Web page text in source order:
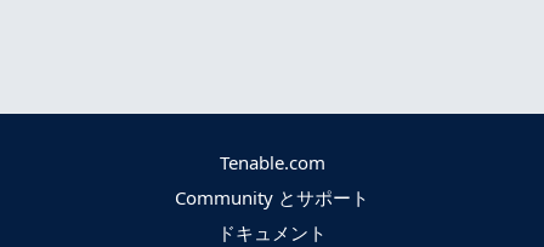
Tenable.com
Community とサポート
ドキュメント